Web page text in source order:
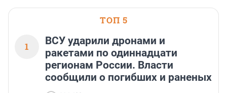
ТОП 5
1
ВСУ ударили дронами и
ракетами по одиннадцати
регионам России. Власти
сообщили о погибших и раненых